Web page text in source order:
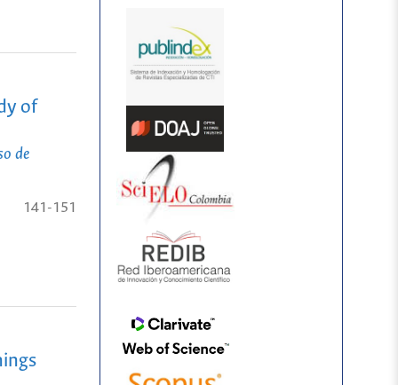
of
de
141-151